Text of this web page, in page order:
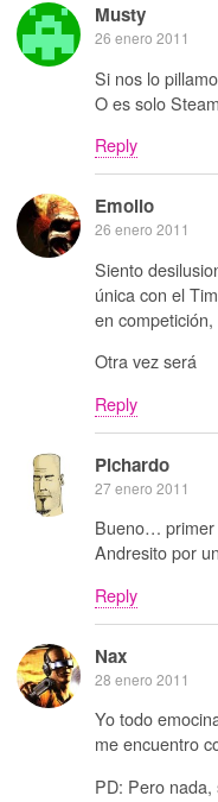
Musty
26 enero 2011
Si nos lo
O es solo
Reply
Emolio
26 enero 2011
Siento
única con el
en
Otra vez será
Reply
Pichardo
27 enero 2011
Bueno… primer
Andresito por
Reply
Nax
28 enero 2011
Yo todo
me encuentro
PD: Pero